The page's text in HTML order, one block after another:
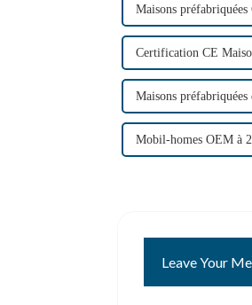
Maisons
Certification CE
Maisons
Mobil-homes OEM à 2
Leave Your